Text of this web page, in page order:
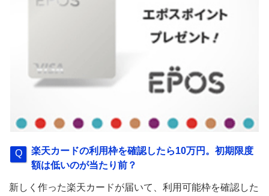
楽天カードの利用枠を確認したら10万円。初期限度
額は低いのが当たり前？
新しく作った楽天カードが届いて、利用可能枠を確認した